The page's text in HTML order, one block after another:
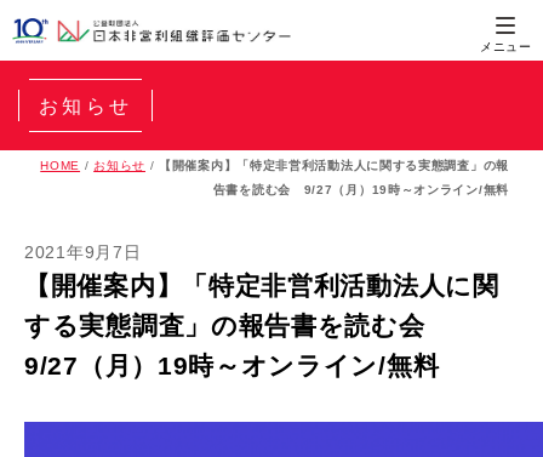
お知らせ
HOME / お知らせ /
【開催案内】「特定非営利活動法人に関する実態調査」の報
告書を読む会 9/27（月）19時～オンライン/無料
2021年9月7日
【開催案内】「特定非営利活動法人に関
する実態調査」の報告書を読む会
9/27（月）19時～オンライン/無料